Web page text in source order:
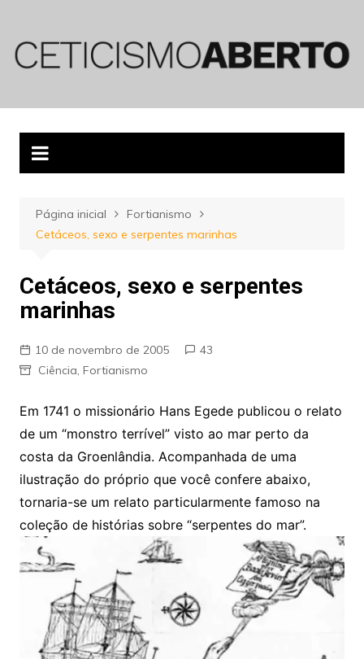
conteúdo
Página inicial
Fortianismo
Cetáceos, sexo e serpentes marinhas
Cetáceos, sexo e serpentes
marinhas
10 de novembro de 2005
43
Ciência Fortianismo
Em 1741 o missionário Hans Egede publicou o relato
de um “monstro terrível” visto ao mar perto da
costa da Groenlândia. Acompanhada de uma
ilustração do próprio que você confere abaixo,
tornaria-se um relato particularmente famoso na
coleção de histórias sobre “serpentes do mar”.